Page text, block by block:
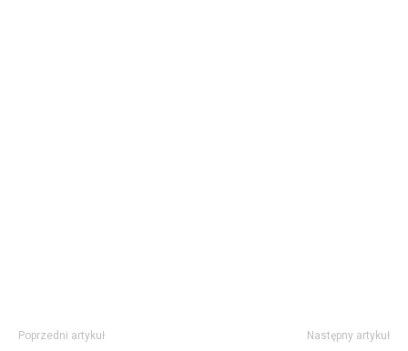
Poprzedni artykuł Następny artykuł